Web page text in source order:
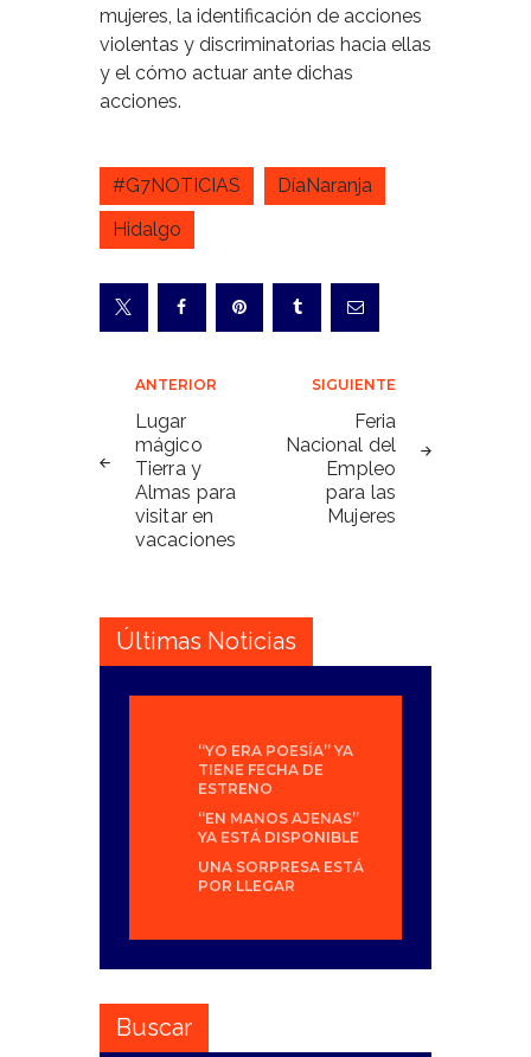
mujeres, la identificación de acciones
violentas y discriminatorias hacia ellas
y el cómo actuar ante dichas
acciones.
#G7NOTICIAS
DíaNaranja
Hidalgo
Navegación
de
entradas
ANTERIOR
Lugar
mágico
Tierra y
Almas para
visitar en
vacaciones
SIGUIENTE
Feria
Nacional del
Empleo
para las
Mujeres
Últimas Noticias
“YO ERA POESÍA” YA
TIENE FECHA DE
ESTRENO
“EN MANOS AJENAS”
YA ESTÁ DISPONIBLE
UNA SORPRESA ESTÁ
POR LLEGAR
Buscar